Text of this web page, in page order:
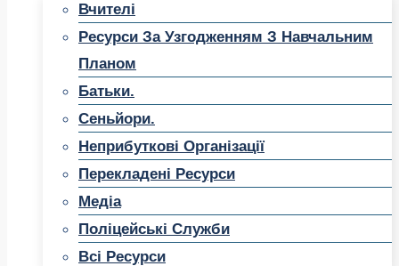
Вчителі
Ресурси За Узгодженням З Навчальним
Планом
Батьки.
Сеньйори.
Неприбуткові Організації
Перекладені Ресурси
Медіа
Поліцейські Служби
Всі Ресурси